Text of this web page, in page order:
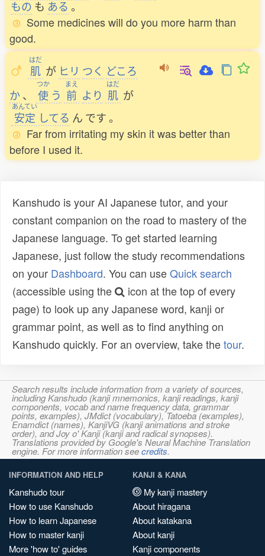
もの も ある 。
Some medicines will do you more harm than
good.
はだ
肌 が ヒリ つく どころ
か 、
つか
使 う
まえ
前 より
はだ
肌 が
あんてい
安定 してる ん です。
Far from irritating my skin it was better than
before I used it.
Kanshudo is your AI Japanese tutor, and your
constant companion on the road to mastery of the
Japanese language. To get started learning
Japanese, just follow the study recommendations
on your Dashboard. You can useQuick search
(accessible using the
icon at the top of every
page) to look up any Japanese word, kanji or
grammar point, as well as to find anything on
Kanshudo quickly. For an overview, take thetour.
Search results include information from a variety of sources,
including Kanshudo (kanji mnemonics, kanji readings, kanji
components, vocab and name frequency data, grammar
points, examples), JMdict (vocabulary), Tatoeba (examples),
Enamdict (names), KanjiVG (kanji animations and stroke
order), and Joy o' Kanji (kanji and radical synopses).
Translations provided by Google's Neural Machine Translation
engine. For more information seecredits.
INFORMATION AND HELP
Kanshudo tour
How to use Kanshudo
How to learn Japanese
How to master kanji
More 'how to' guides
KANJI & KANA
My kanji mastery
About hiragana
About katakana
About kanji
Kanji components